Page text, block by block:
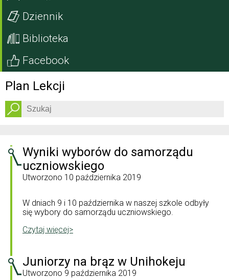
Dziennik
Biblioteka
Facebook
Plan Lekcji
Wyniki wyborów do samorządu
uczniowskiego
Utworzono 10 października 2019
W dniach 9 i 10 października w naszej szkole odbyły
się wybory do samorządu uczniowskiego.
Czytaj więcej>
Juniorzy na brąz w Unihokeju
Utworzono 9 października 2019